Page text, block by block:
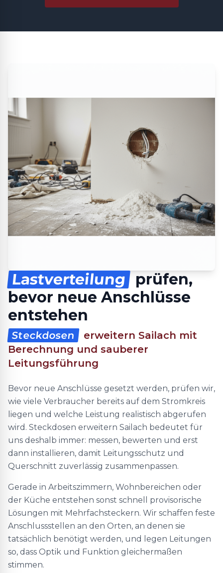
Lastverteilung
prüfen,
bevor neue Anschlüsse
entstehen
Steckdosen
erweitern Sailach mit
Berechnung und sauberer
Leitungsführung
Bevor neue Anschlüsse gesetzt werden, prüfen wir,
wie viele Verbraucher bereits auf dem Stromkreis
liegen und welche Leistung realistisch abgerufen
wird. Steckdosen erweitern Sailach bedeutet für
uns deshalb immer: messen, bewerten und erst
dann installieren, damit Leitungsschutz und
Querschnitt zuverlässig zusammenpassen.
Gerade in Arbeitszimmern, Wohnbereichen oder
der Küche entstehen sonst schnell provisorische
Lösungen mit Mehrfachsteckern. Wir schaffen feste
Anschlussstellen an den Orten, an denen sie
tatsächlich benötigt werden, und legen Leitungen
so, dass Optik und Funktion gleichermaßen
stimmen.